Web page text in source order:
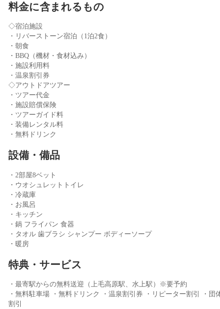
料金に含まれるもの
◇宿泊施設
・リバーストーン宿泊（1泊2食）
・朝食
・BBQ（機材・食材込み）
・施設利用料
・温泉割引券
◇アウトドアツアー
・ツアー代金
・施設賠償保険
・ツアーガイド料
・装備レンタル料
・無料ドリンク
設備・備品
・2部屋8ベット
・ウオシュレットトイレ
・冷蔵庫
・お風呂
・キッチン
・鍋 フライパン 食器
・タオル 歯ブラシ シャンプー ボディーソープ
・暖房
特典・サービス
・最寄駅からの無料送迎（上毛高原駅、水上駅）※要予約
・無料駐車場 ・無料ドリンク ・温泉割引券 ・リピーター割引 ・団
割引